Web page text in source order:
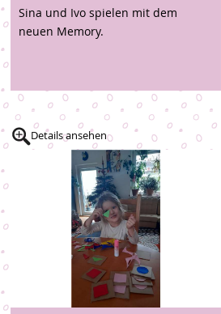
Sina und Ivo spielen mit dem
neuen Memory.
Details ansehen